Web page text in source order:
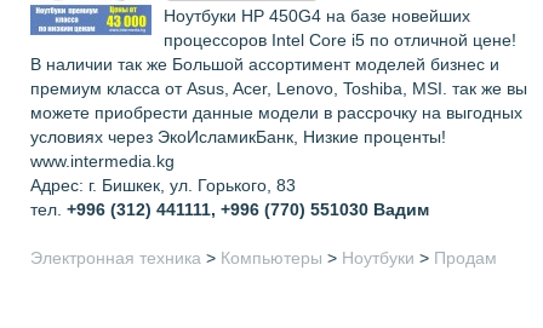
Ноутбуки HP 450G4 на базе новейших
процессоров Intel Core i5 по отличной цене!
В наличии так же Большой ассортимент моделей бизнес и
премиум класса от Asus, Acer, Lenovo, Toshiba, MSI. так же вы
можете приобрести данные модели в рассрочку на выгодных
условиях через ЭкоИсламикБанк, Низкие проценты!
www.intermedia.kg
Адрес: г. Бишкек, ул. Горького, 83
тел. +996 (312) 441111, +996 (770) 551030 Вадим
Электронная техника > Компьютеры > Ноутбуки > Продам